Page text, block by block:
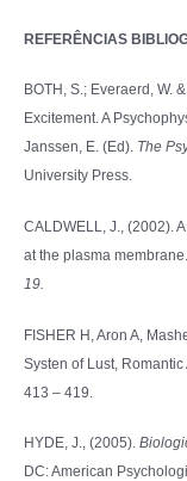
REFERÊNCIAS
BOTH, S.; Everaerd, W.
Excitement. A
Janssen, E. (Ed). The
University Press.
CALDWELL, J., (2002).
at the plasma membrane.
19.
FISHER H, Aron A,
Systen of Lust,
413 – 419.
HYDE, J., (2005).
DC: American